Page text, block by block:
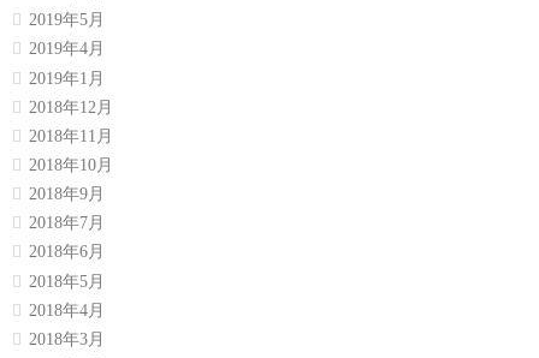
2019年5月
2019年4月
2019年1月
2018年12月
2018年11月
2018年10月
2018年9月
2018年7月
2018年6月
2018年5月
2018年4月
2018年3月